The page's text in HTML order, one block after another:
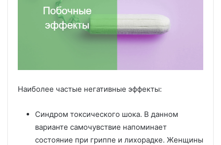
Наиболее частые негативные эффекты:
Синдром токсического шока. В данном
варианте самочувствие напоминает
состояние при гриппе и лихорадке. Женщины